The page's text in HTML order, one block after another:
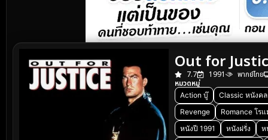
Out for
7.7 1991
พากย์ไทย
หมวดหมู่
Action บู๊
Classic หนังค
Revenge
Romance โร
หนังปี 1991
หนังฝรั่ง
ห